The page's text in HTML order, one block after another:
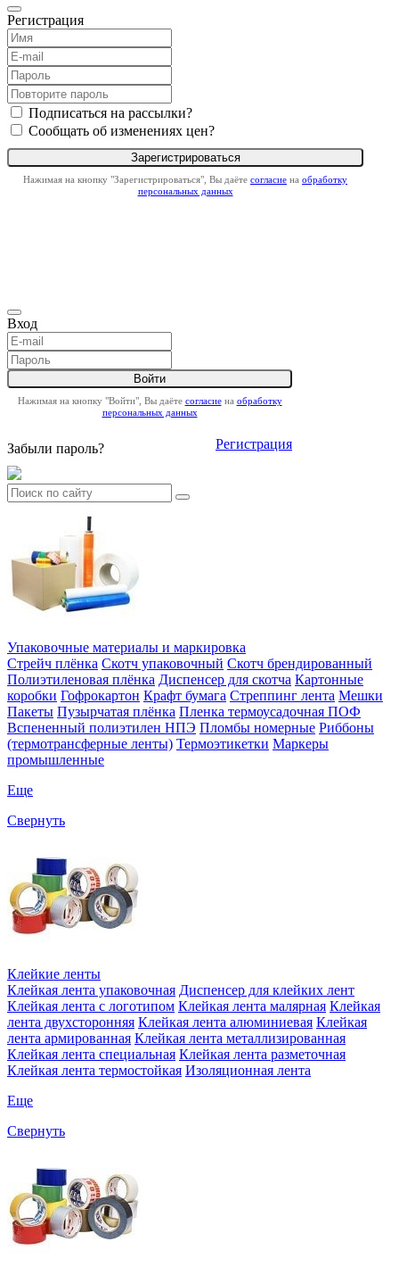
Регистрация
Подписаться на рассылки?
Сообщать об изменениях цен?
Нажимая на кнопку "Зарегистрироваться", Вы даёте согласие на обработку
персональных данных
Вход
Нажимая на кнопку "Войти", Вы даёте согласиена обработку
персональных данных
Забыли пароль? Регистрация
Упаковочные материалы и маркировка
Стрейч плёнка Скотч упаковочный Скотч брендированный
Полиэтиленовая плёнка Диспенсер для скотча Картонные
коробки Гофрокартон Крафт бумага Стреппинг лента Мешки
Пакеты Пузырчатая плёнка Пленка термоусадочная ПОФ
Вспененный полиэтилен НПЭ Пломбы номерные Риббоны
(термотрансферные ленты) Термоэтикетки Маркеры
промышленные
Еще
Свернуть
Клейкие ленты
Клейкая лента упаковочная Диспенсер для клейких лент
Клейкая лента с логотипом Клейкая лента малярная Клейкая
лента двухсторонняя Клейкая лента алюминиевая Клейкая
лента армированная Клейкая лента металлизированная
Клейкая лента специальная Клейкая лента разметочная
Клейкая лента термостойкая Изоляционная лента
Еще
Свернуть